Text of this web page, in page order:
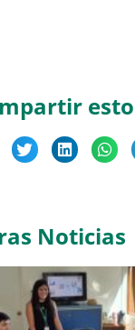
esto
Noticias